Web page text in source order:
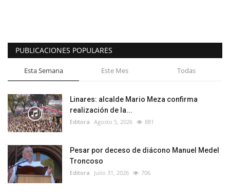
PUBLICACIONES POPULARES
Esta Semana Este Mes Todas
Linares: alcalde Mario Meza confirma
realización de la...
Editora Agosto 5, 2026 881
Pesar por deceso de diácono Manuel Medel
Troncoso
Editora Julio 31, 2026 706